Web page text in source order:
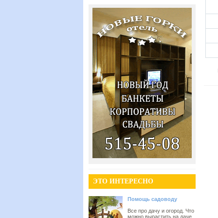
ЭТО ИНТЕРЕСНО
Помощь садоводу
Все про дачу и огород. Что
можно вырастить на даче